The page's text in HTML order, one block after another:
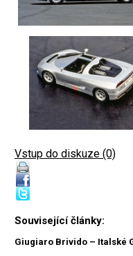
Vstup do diskuze (0)
Související články:
Giugiaro Brivido – Italské